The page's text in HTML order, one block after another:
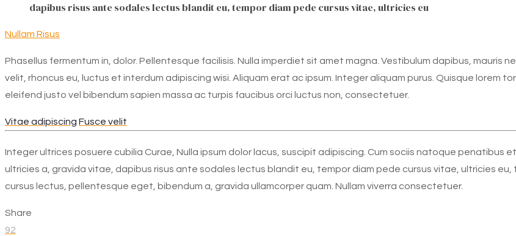
dapibus risus ante sodales lectus blandit eu, tempor diam pede cursus vitae, ultricies eu
Nullam Risus
Phasellus fermentum in, dolor. Pellentesque facilisis. Nulla imperdiet sit amet magna. Vestibulum dapibus, mauris
velit, rhoncus eu, luctus et interdum adipiscing wisi. Aliquam erat ac ipsum. Integer aliquam purus. Quisque lorem
eleifend justo vel bibendum sapien massa ac turpis faucibus orci luctus non, consectetuer.
Vitae adipiscing Fusce velit
Integer ultrices posuere cubilia Curae, Nulla ipsum dolor lacus, suscipit adipiscing. Cum sociis natoque penatibus
ultricies a, gravida vitae, dapibus risus ante sodales lectus blandit eu, tempor diam pede cursus vitae, ultricies
cursus lectus, pellentesque eget, bibendum a, gravida ullamcorper quam. Nullam viverra consectetuer.
Share
92